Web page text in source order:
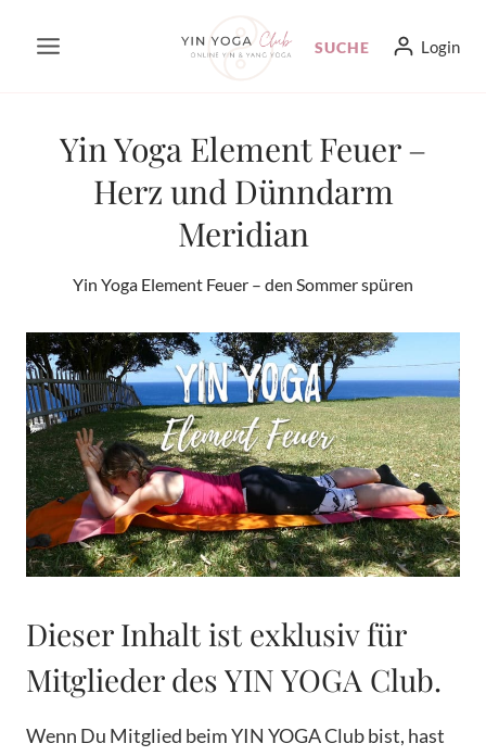
Inhalt
SUCHE Login
Yin Yoga Element Feuer –
Herz und Dünndarm
Meridian
Yin Yoga Element Feuer – den Sommer spüren
Dieser Inhalt ist exklusiv für
Mitglieder des YIN YOGA Club.
Wenn Du Mitglied beim YIN YOGA Club bist, hast